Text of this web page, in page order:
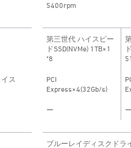
5400rpm
第三世代 ハイスピー
ドSSD(NVMe) 1TB×1
*8
ス
PCI
Express×4(32Gb/s)
ー ー
ブルーレイディスクドラ